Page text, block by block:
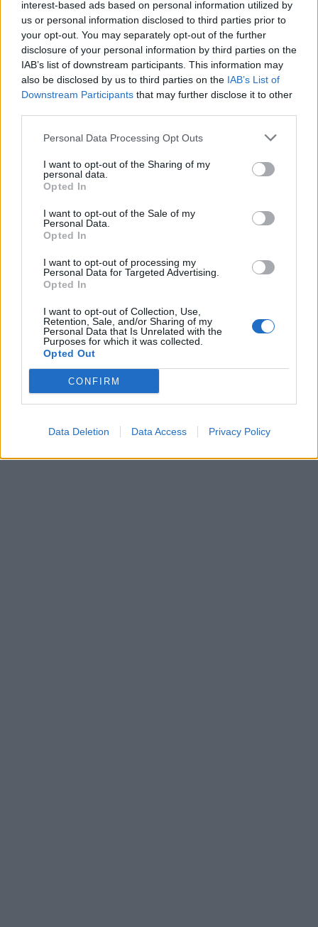
interest-based ads based on personal information utilized by
us or personal information disclosed to third parties prior to
your opt-out. You may separately opt-out of the further
disclosure of your personal information by third parties on the
IAB’s list of downstream participants. This information may
also be disclosed by us to third parties on the IAB’s List of
Downstream Participants that may further disclose it to other
Personal Data Processing Opt Outs
I want to opt-out of the Sharing of my
personal data.
Opted In
I want to opt-out of the Sale of my
Personal Data.
Opted In
I want to opt-out of processing my
Personal Data for Targeted Advertising.
Opted In
I want to opt-out of Collection, Use,
Retention, Sale, and/or Sharing of my
Personal Data that Is Unrelated with the
Purposes for which it was collected.
Opted Out
CONFIRM
Data Deletion Data Access Privacy Policy